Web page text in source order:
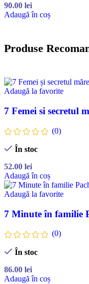
90.00 lei
Adaugă în coș
Produse
Adaugă la favorite
7 Femei si secretul
(0)
În stoc
52.00 lei
Adaugă în coș
Adaugă la favorite
7 Minute în familie
(0)
În stoc
86.00 lei
Adaugă în coș